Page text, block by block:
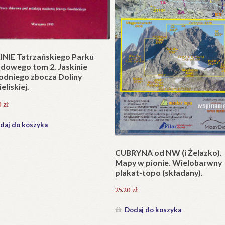
w wersji składanej.
Krzyże litewskie. Kapliczki i
przydrożne jako dzieło sztuki
ludowej i potrzeba ich
231.00zł
Dodaj do koszyka